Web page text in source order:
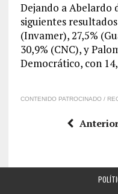
Dejando a Abelardo
siguientes
(Invamer), 27,5%
30,9% (CNC), y
Democrático, con
CONTENIDO PATROCINADO /